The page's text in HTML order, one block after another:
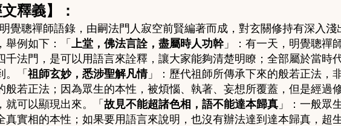
釋義】 ：
明覺聰禪師語錄，由嗣法門人寂空前賢編著而成，對玄關修持有深入淺
舉例如下：「 上堂，佛法言詮，盡屬時人功幹」： 有一天，明覺聰禪
千法門，是可以用語言來詮釋，讓大家能夠清楚明瞭；全部屬於當時
。「 祖師玄妙，悉涉聖解凡情」： 歷代祖師所傳承下來的般若正法，
般若正法；因為眾生的本性，被煩惱、執著、妄想所覆蓋，但是經過
就可以顯現出來。「 故見不能超諸色相，語不能達本歸真 」： 一般眾
真實相的本性； 如果要用語言來說明，也沒有辦法達到達本歸真，超